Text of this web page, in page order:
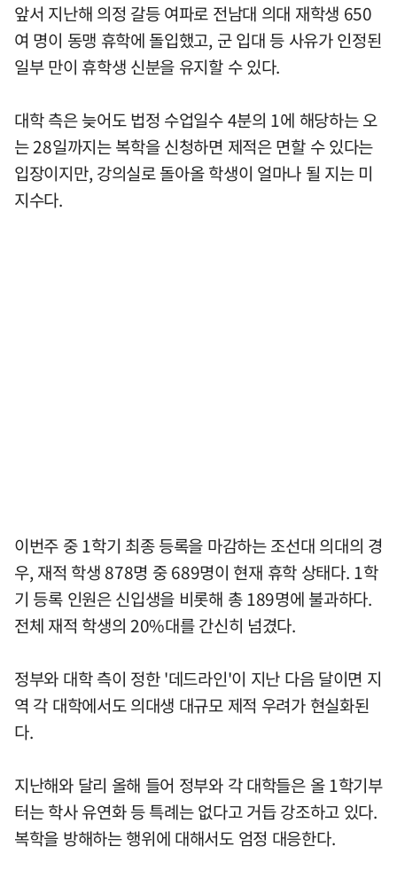
앞서 지난해 의정 갈등 여파로 전남대 의대 재학생 650
여 명이 동맹 휴학에 돌입했고, 군 입대 등 사유가 인정된
일부 만이 휴학생 신분을 유지할 수 있다.
대학 측은 늦어도 법정 수업일수 4분의 1에 해당하는 오
는 28일까지는 복학을 신청하면 제적은 면할 수 있다는
입장이지만, 강의실로 돌아올 학생이 얼마나 될 지는 미
지수다.
이번주 중 1학기 최종 등록을 마감하는 조선대 의대의 경
우, 재적 학생 878명 중 689명이 현재 휴학 상태다. 1학
기 등록 인원은 신입생을 비롯해 총 189명에 불과하다.
전체 재적 학생의 20%대를 간신히 넘겼다.
정부와 대학 측이 정한 '데드라인'이 지난 다음 달이면 지
역 각 대학에서도 의대생 대규모 제적 우려가 현실화된
다.
지난해와 달리 올해 들어 정부와 각 대학들은 올 1학기부
터는 학사 유연화 등 특례는 없다고 거듭 강조하고 있다.
복학을 방해하는 행위에 대해서도 엄정 대응한다.